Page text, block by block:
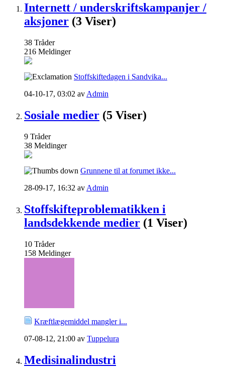
Internett / underskriftskampanjer /
aksjoner (3 Viser)
38 Tråder
216 Meldinger
Stoffskiftedagen i Sandvika...
04-10-17, 03:02 av Admin
Sosiale medier (5 Viser)
9 Tråder
38 Meldinger
Grunnene til at forumet ikke...
28-09-17, 16:32 av Admin
Stoffskifteproblematikken i
landsdekkende medier (1 Viser)
10 Tråder
158 Meldinger
Kræftlægemiddel mangler i...
07-08-12, 21:00 av Tuppelura
Medisinalindustri